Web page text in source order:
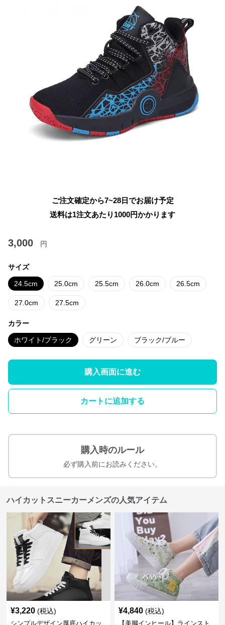
ご注文確定から7~28日でお届け予定
送料は1注文あたり 1000円かかります
3,000 円
サイズ
24.5cm 25.0cm 25.5cm 26.0cm 26.5cm
27.0cm 27.5cm
カラー
ホワイト/ブラック グリーン ブラック/ブルー
購入画面に進む
カートに追加する
購入時のルール
必ず購入前にお読みください。
ハイカットスニーカーメンズの人気アイテム
¥3,220 (税込)
シンプルデザイン厚底ハイカッ
¥4,840 (税込)
【美脚インヒール】ラインスト